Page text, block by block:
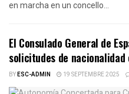
en marcha en un concello...
El Consulado General de
solicitudes de nacionalidad
BYESC-ADMIN 19 SEPTEMBRE 2025